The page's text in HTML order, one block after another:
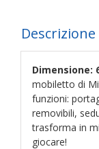
Descrizione
Dimensione:
mobiletto di
funzioni:
removibili,
trasforma in
giocare!